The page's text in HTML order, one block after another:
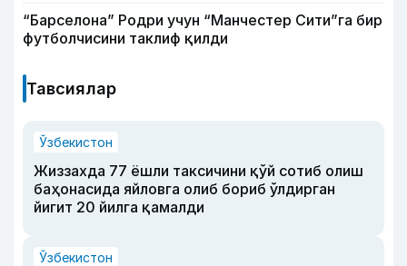
“Барселона” Родри учун “Манчестер Сити”га бир
футболчисини таклиф қилди
Тавсиялар
Ўзбекистон
Жиззахда 77 ёшли таксичини қўй сотиб олиш
баҳонасида яйловга олиб бориб ўлдирган
йигит 20 йилга қамалди
Ўзбекистон